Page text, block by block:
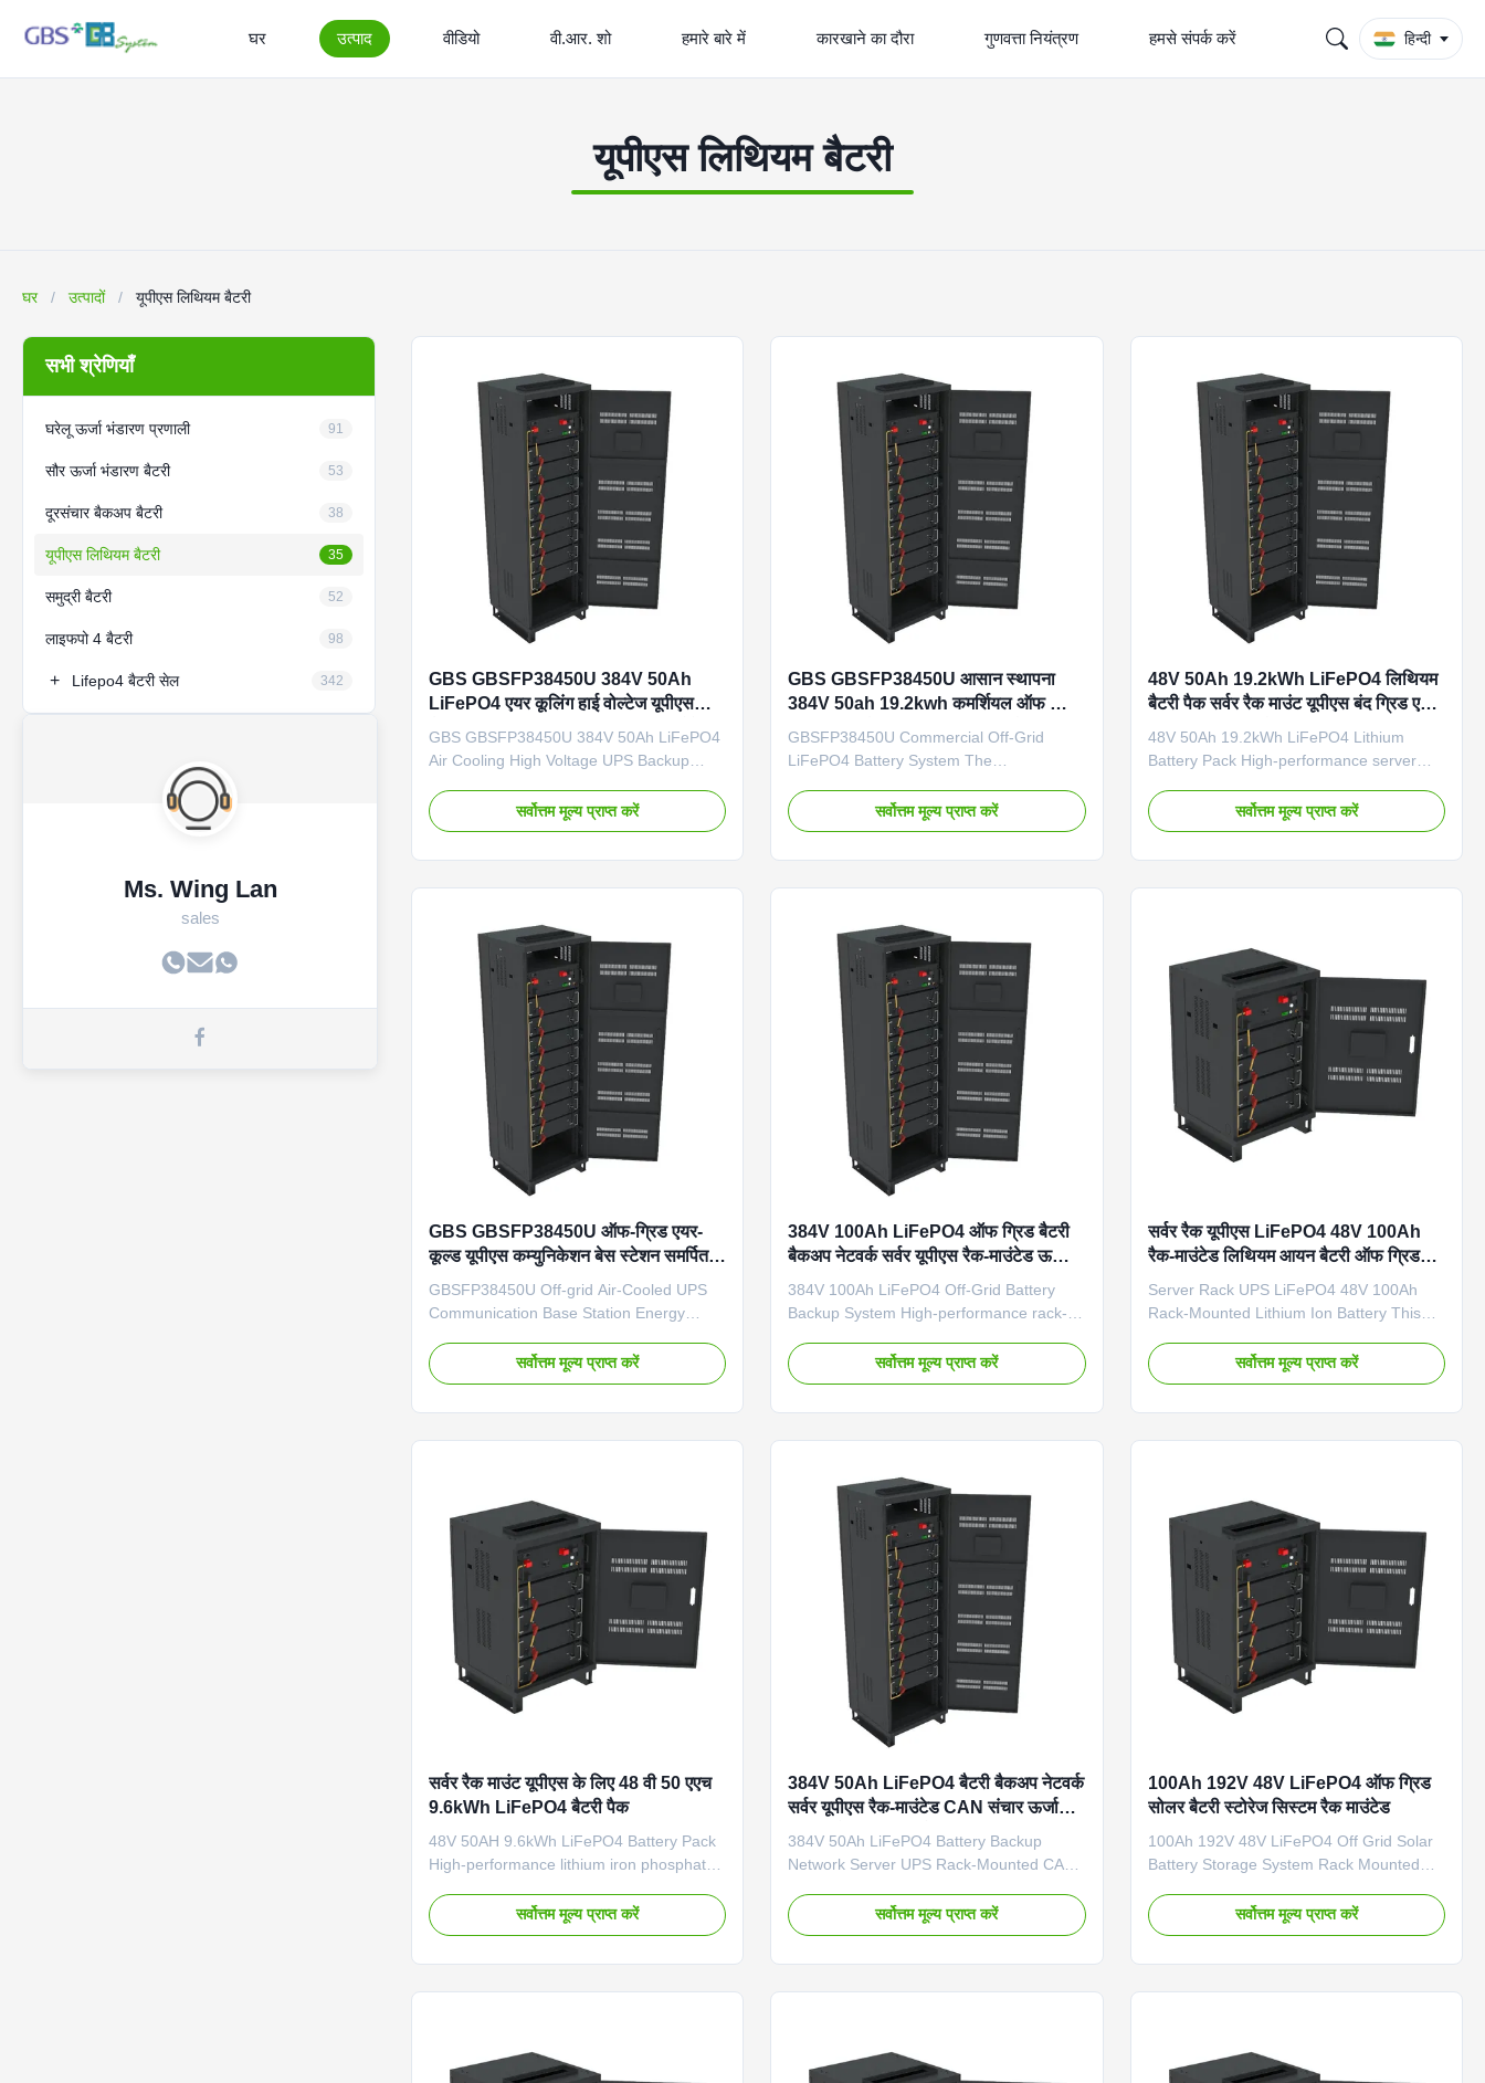
घर उत्पाद वीडियो वी.आर. शो हमारे बारे में कारखाने का दौरा गुणवत्ता नियंत्रण हमसे संपर्क करें हिन्दी
यूपीएस लिथियम बैटरी
घर / उत्पादों / यूपीएस लिथियम बैटरी
सभी श्रेणियाँ
घरेलू ऊर्जा भंडारण प्रणाली 91
सौर ऊर्जा भंडारण बैटरी 53
दूरसंचार बैकअप बैटरी 38
यूपीएस लिथियम बैटरी 35
समुद्री बैटरी 52
लाइफपो 4 बैटरी 98
+ Lifepo4 बैटरी सेल 342
Ms. Wing Lan
sales
GBS GBSFP38450U 384V 50Ah
LiFePO4 एयर कूलिंग हाई वोल्टेज यूपीएस
बैकअप पावर सिस्टम ऑफ ग्रिड एनर्जी स्टोरेज
के लिए
GBS GBSFP38450U 384V 50Ah LiFePO4
Air Cooling High Voltage UPS Backup
Storage Product Overview Technical
Specifications Battery Type LiFePO4 Grid
Communication Port RS485, CAN, RS-232
Protection Class IP20 Cooling System Air
Cooling Key Features • High Voltage 384V
LiFePO4 Battery System • 50Ah Capacity
for Extended Backup Power • Advanced
सर्वोत्तम मूल्य प्राप्त करें
GBS GBSFP38450U आसान स्थापना
384V 50ah 19.2kwh कमर्शियल ऑफ ग्रिड
LiFePO4 बैटरी यूपीएस IP20 स्मार्ट बीएमएस
CAN/RS485 एयर कूलिंग
GBSFP38450U Commercial Off-Grid
LiFePO4 Battery System The
384V 50Ah 19.2kWh commercial lithium
iron phosphate battery system designed
interfaces, this battery delivers reliable
power for demanding commercial
environments. Key Features Easy
installation design for commercial
applications 384V 50Ah 19.2kWh high-
capacity lithium iron
सर्वोत्तम मूल्य प्राप्त करें
48V 50Ah 19.2kWh LiFePO4 लिथियम
बैटरी पैक सर्वर रैक माउंट यूपीएस बंद ग्रिड एयर
कूलिंग जीबीएस आईपी 20
48V 50Ah 19.2kWh LiFePO4 Lithium
Battery Pack High-performance server
for UPS systems and off-grid applications.
Features advanced air cooling technology
LiFePO4 Grid Connection Off grid Model
Number GBSFP38450U Dimension
(L×W×H) 600×600×2100mm Weight
350KG Communication Port RS485, CAN
सर्वोत्तम मूल्य प्राप्त करें
GBS GBSFP38450U ऑफ-ग्रिड एयर-
कूल्ड यूपीएस कम्युनिकेशन बेस स्टेशन समर्पित
हाई वोल्टेज LiFePO4 384V 50Ah ऊर्जा
भंडारण
GBSFP38450U Off-grid Air-Cooled UPS
Communication Base Station Energy
battery system specifically designed for
communication base stations and UPS
Dimension (L×W×H) 600×600×2100mm
Weight 350KG Communication Port
RS485, CAN, RS-232 Protection Class
IP20 Cooling System Air Cooling
Additional
सर्वोत्तम मूल्य प्राप्त करें
384V 100Ah LiFePO4 ऑफ ग्रिड बैटरी
बैकअप नेटवर्क सर्वर यूपीएस रैक-माउंटेड ऊर्जा
भंडारण के लिए संचार कर सकता है
384V 100Ah LiFePO4 Off-Grid Battery
Backup System High-performance rack-
system designed for network server UPS
and energy storage applications with
Number GBSFP384100U Dimension
(L×W×H) 600×600×2100mm Weight
470KG Communication Port RS485, CAN,
RS-232 Protection Class IP20 Cooling Air
Cooling Key Features 384V 100Ah high
सर्वोत्तम मूल्य प्राप्त करें
सर्वर रैक यूपीएस LiFePO4 48V 100Ah
रैक-माउंटेड लिथियम आयन बैटरी ऑफ ग्रिड
एयर कूलिंग
Server Rack UPS LiFePO4 48V 100Ah
Rack-Mounted Lithium Ion Battery This
iron phosphate battery is designed for
server room UPS applications and off-grid
Technical Specifications Battery Type
LiFePO4 (Lithium Iron Phosphate) Grid
Connection Off Grid Model Number
GBSFP192100U Dimension (L×W×H) 600
सर्वोत्तम मूल्य प्राप्त करें
सर्वर रैक माउंट यूपीएस के लिए 48 वी 50 एएच
9.6kWh LiFePO4 बैटरी पैक
48V 50AH 9.6kWh LiFePO4 Battery Pack
High-performance lithium iron phosphate
mount UPS systems and off-grid energy
storage applications. Technical
Communication Port RS485, CAN, RS-232
Protection Class IP20 Cooling Air Cooling
सर्वोत्तम मूल्य प्राप्त करें
384V 50Ah LiFePO4 बैटरी बैकअप नेटवर्क
सर्वर यूपीएस रैक-माउंटेड CAN संचार ऊर्जा
भंडारण के लिए ग्रिड से बाहर
384V 50Ah LiFePO4 Battery Backup
Network Server UPS Rack-Mounted CAN
Storage Product Specifications Battery
Type LiFePO4 Grid Connection Off Grid
Additional Product Views
सर्वोत्तम मूल्य प्राप्त करें
100Ah 192V 48V LiFePO4 ऑफ ग्रिड
सोलर बैटरी स्टोरेज सिस्टम रैक माउंटेड
100Ah 192V 48V LiFePO4 Off Grid Solar
Battery Storage System Rack Mounted
LiFePO4 Grid Connection Off Grid Model
Number GBSFP192100U Dimension
LiFePO4 Off Grid Solar Battery Storage
System is designed for reliable energy
सर्वोत्तम मूल्य प्राप्त करें